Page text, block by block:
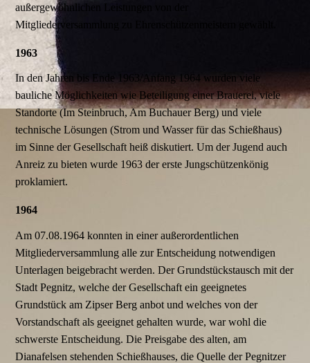
außergewöhnlichen Leistungen von der
Mitgliederversammlung zu Ehrenschützenmeistern gewählt.
1963
In den Jahren bis Ende 1963/Anfang 1964 wurden viele
bauliche Möglichkeiten wie Beteiligung einer Brauerei, viele
Standorte (Im Steinbruch, Am Buchauer Berg) und viele
technische Lösungen (Strom und Wasser für das Schießhaus)
im Sinne der Gesellschaft heiß diskutiert. Um der Jugend auch
Anreiz zu bieten wurde 1963 der erste Jungschützenkönig
proklamiert.
1964
Am 07.08.1964 konnten in einer außerordentlichen
Mitgliederversammlung alle zur Entscheidung notwendigen
Unterlagen beigebracht werden. Der Grundstückstausch mit der
Stadt Pegnitz, welche der Gesellschaft ein geeignetes
Grundstück am Zipser Berg anbot und welches von der
Vorstandschaft als geeignet gehalten wurde, war wohl die
schwerste Entscheidung. Die Preisgabe des alten, am
Dianafelsen stehenden Schießhauses, die Quelle der Pegnitzer